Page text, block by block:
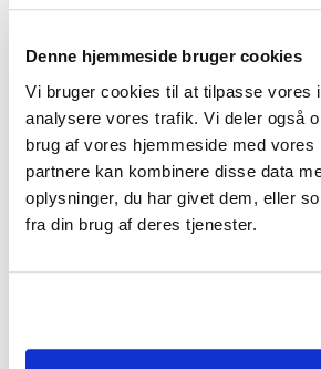
Denne hjemmeside bruger cookies
Vi bruger cookies til at tilpasse vores
analysere vores trafik. Vi deler også
brug af vores hjemmeside med vores
partnere kan kombinere disse data
oplysninger, du har givet dem, eller
fra din brug af deres tjenester.
reagere mere reflekteret når
svært, så det bliver parterne
konflikten, og ikke
dem.
Læs meget mere om
her: https://thepraxis.dk/
koebenhavn/